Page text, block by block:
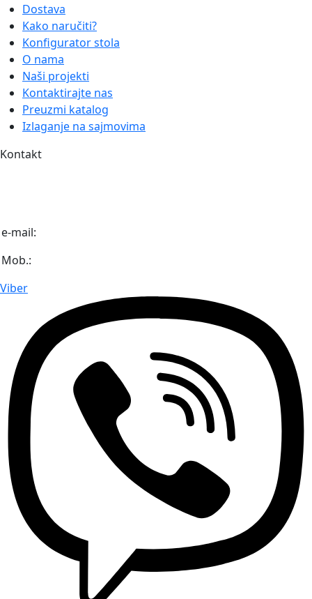
Dostava
Kako naručiti?
Konfigurator stola
O nama
Naši projekti
Kontaktirajte nas
Preuzmi katalog
Izlaganje na sajmovima
Kontakt
e-mail:
Mob.:
Viber